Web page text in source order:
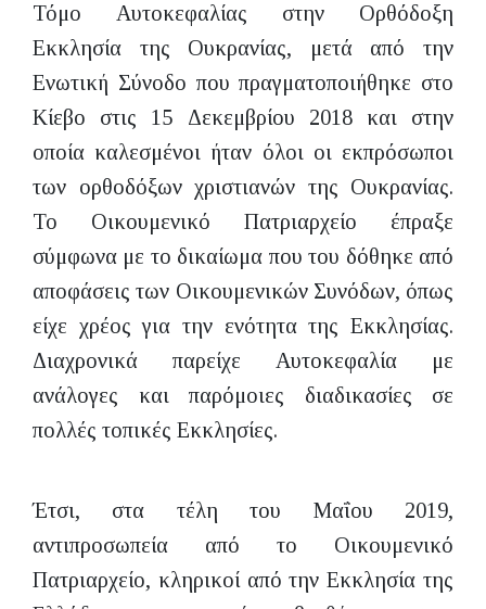
Τόμο Αυτοκεφαλίας στην Ορθόδοξη
Εκκλησία της Ουκρανίας, μετά από την
Ενωτική Σύνοδο που πραγματοποιήθηκε στο
Κίεβο στις 15 Δεκεμβρίου 2018 και στην
οποία καλεσμένοι ήταν όλοι οι εκπρόσωποι
των ορθοδόξων χριστιανών της Ουκρανίας.
Το Οικουμενικό Πατριαρχείο έπραξε
σύμφωνα με το δικαίωμα που του δόθηκε από
αποφάσεις των Οικουμενικών Συνόδων, όπως
είχε χρέος για την ενότητα της Εκκλησίας.
Διαχρονικά παρείχε Αυτοκεφαλία με
ανάλογες και παρόμοιες διαδικασίες σε
πολλές τοπικές Εκκλησίες.
Έτσι, στα τέλη του Μαΐου 2019,
αντιπροσωπεία από το Οικουμενικό
Πατριαρχείο, κληρικοί από την Εκκλησία της